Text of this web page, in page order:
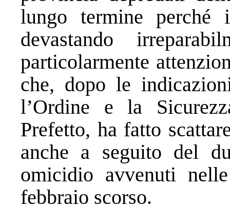
lungo termine
devastando
particolarmente
che, dopo le
l’Ordine e la
Prefetto, ha fatto
anche a seguito del
omicidio avvenuti
febbraio scorso.